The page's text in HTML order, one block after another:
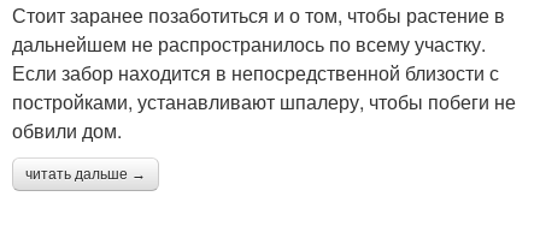
Стоит заранее позаботиться и о том, чтобы растение в
дальнейшем не распространилось по всему участку.
Если забор находится в непосредственной близости с
постройками, устанавливают шпалеру, чтобы побеги не
обвили дом.
читать дальше →